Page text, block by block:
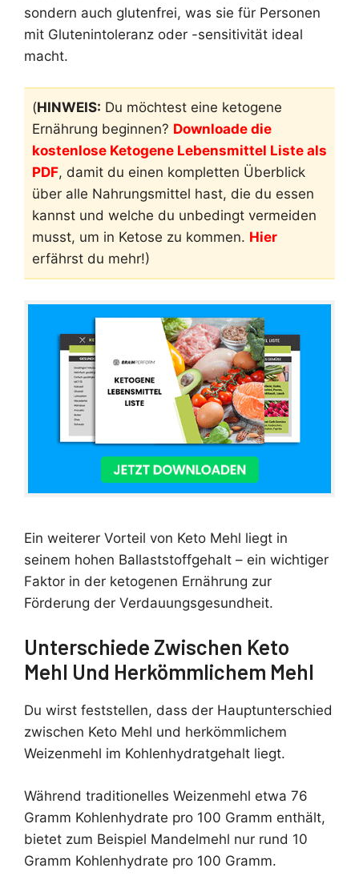
sondern auch glutenfrei, was sie für Personen
mit Glutenintoleranz oder -sensitivität ideal
macht.
(HINWEIS: Du möchtest eine ketogene
Ernährung beginnen? Downloade die
kostenlose Ketogene Lebensmittel Liste als
PDF, damit du einen kompletten Überblick
über alle Nahrungsmittel hast, die du essen
kannst und welche du unbedingt vermeiden
musst, um in Ketose zu kommen. Hier
erfährst du mehr!)
Ein weiterer Vorteil von Keto Mehl liegt in
seinem hohen Ballaststoffgehalt – ein wichtiger
Faktor in der ketogenen Ernährung zur
Förderung der Verdauungsgesundheit.
Unterschiede Zwischen Keto
Mehl Und Herkömmlichem Mehl
Du wirst feststellen, dass der Hauptunterschied
zwischen Keto Mehl und herkömmlichem
Weizenmehl im Kohlenhydratgehalt liegt.
Während traditionelles Weizenmehl etwa 76
Gramm Kohlenhydrate pro 100 Gramm enthält,
bietet zum Beispiel Mandelmehl nur rund 10
Gramm Kohlenhydrate pro 100 Gramm.